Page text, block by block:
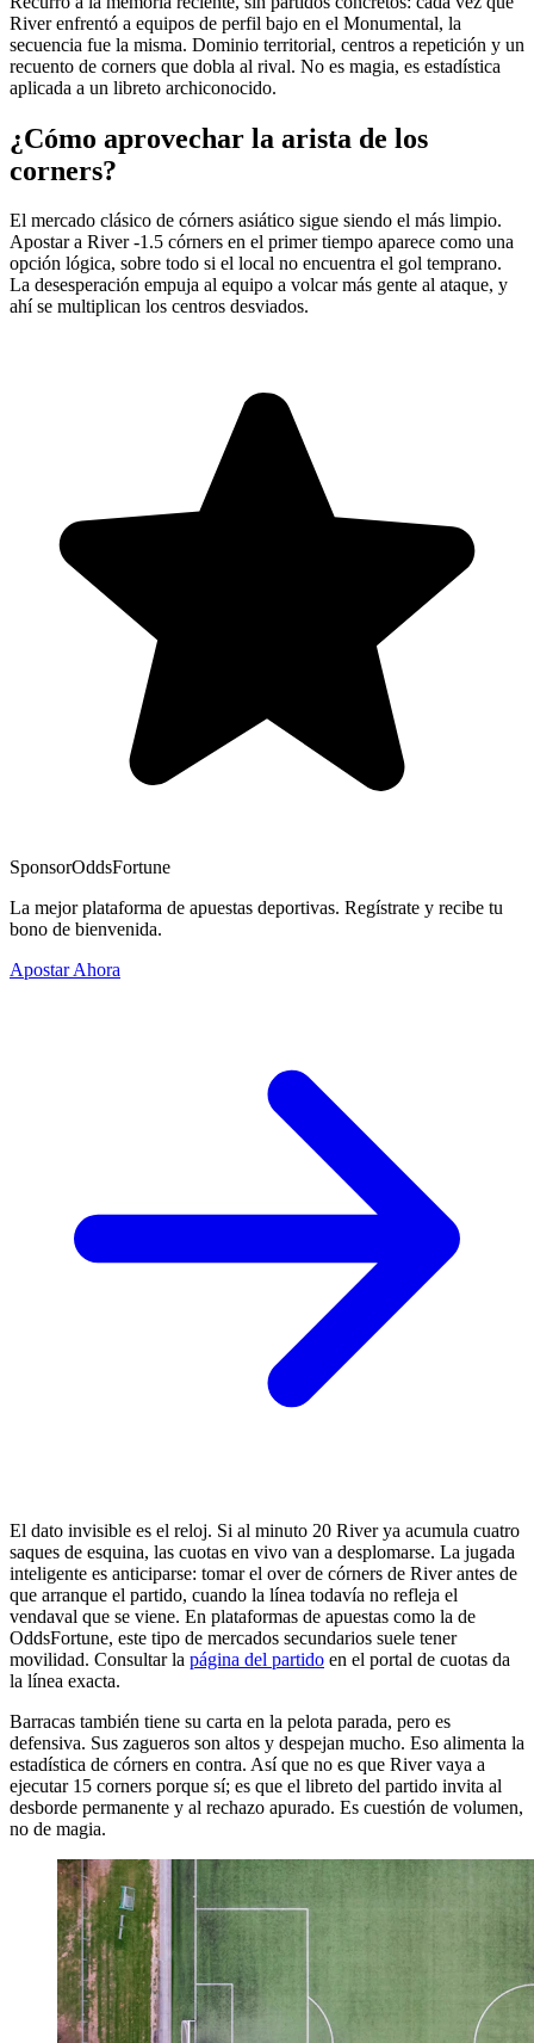
River enfrentó a equipos de perfil bajo en el Monumental, la
secuencia fue la misma. Dominio territorial, centros a repetición y un
recuento de corners que dobla al rival. No es magia, es estadística
aplicada a un libreto archiconocido.
¿Cómo aprovechar la arista de los
corners?
El mercado clásico de córners asiático sigue siendo el más limpio.
Apostar a River -1.5 córners en el primer tiempo aparece como una
opción lógica, sobre todo si el local no encuentra el gol temprano.
La desesperación empuja al equipo a volcar más gente al ataque, y
ahí se multiplican los centros desviados.
SponsorOddsFortune
La mejor plataforma de apuestas deportivas. Regístrate y recibe tu
bono de bienvenida.
Apostar Ahora
El dato invisible es el reloj. Si al minuto 20 River ya acumula cuatro
saques de esquina, las cuotas en vivo van a desplomarse. La jugada
inteligente es anticiparse: tomar el over de córners de River antes de
que arranque el partido, cuando la línea todavía no refleja el
vendaval que se viene. En plataformas de apuestas como la de
OddsFortune, este tipo de mercados secundarios suele tener
movilidad. Consultar la página del partido en el portal de cuotas da
la línea exacta.
Barracas también tiene su carta en la pelota parada, pero es
defensiva. Sus zagueros son altos y despejan mucho. Eso alimenta la
estadística de córners en contra. Así que no es que River vaya a
ejecutar 15 corners porque sí; es que el libreto del partido invita al
desborde permanente y al rechazo apurado. Es cuestión de volumen,
no de magia.